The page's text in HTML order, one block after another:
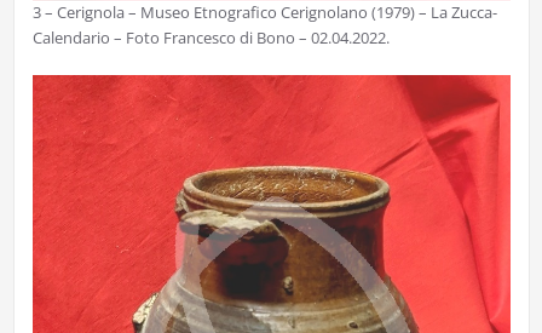
3 – Cerignola – Museo Etnografico Cerignolano (1979) – La Zucca-
Calendario – Foto Francesco di Bono – 02.04.2022.